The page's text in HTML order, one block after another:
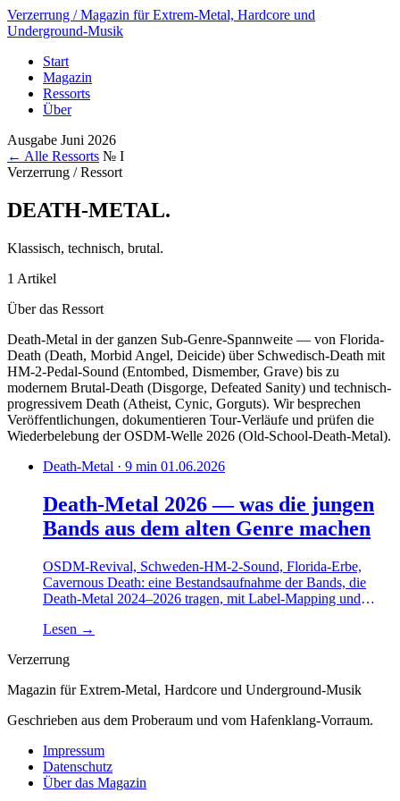
Verzerrung / Magazin für Extrem-Metal, Hardcore und
Underground-Musik
Start
Magazin
Ressorts
Über
Ausgabe Juni 2026
← Alle Ressorts № I
Verzerrung / Ressort
DEATH-METAL.
Klassisch, technisch, brutal.
1 Artikel
Über das Ressort
Death-Metal in der ganzen Sub-Genre-Spannweite — von Florida-
Death (Death, Morbid Angel, Deicide) über Schwedisch-Death mit
HM-2-Pedal-Sound (Entombed, Dismember, Grave) bis zu
modernem Brutal-Death (Disgorge, Defeated Sanity) und technisch-
progressivem Death (Atheist, Cynic, Gorguts). Wir besprechen
Veröffentlichungen, dokumentieren Tour-Verläufe und prüfen die
Wiederbelebung der OSDM-Welle 2026 (Old-School-Death-Metal).
Death-Metal · 9 min 01.06.2026
Death-Metal 2026 — was die jungen
Bands aus dem alten Genre machen
OSDM-Revival, Schweden-HM-2-Sound, Florida-Erbe,
Cavernous Death: eine Bestandsaufnahme der Bands, die
Death-Metal 2024–2026 tragen, mit Label-Mapping und
Lesen →
Verzerrung
Magazin für Extrem-Metal, Hardcore und Underground-Musik
Geschrieben aus dem Proberaum und vom Hafenklang-Vorraum.
Impressum
Datenschutz
Über das Magazin